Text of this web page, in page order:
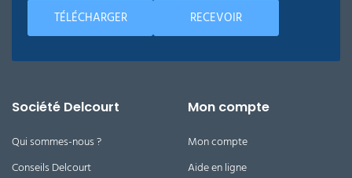
TÉLÉCHARGER RECEVOIR
Société Delcourt
Qui sommes-nous ?
Conseils Delcourt
Mon compte
Mon compte
Aide en ligne